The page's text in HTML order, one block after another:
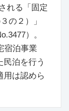
れる「固定
の２）」
）。
宿泊事業
民泊を行う
用は認めら